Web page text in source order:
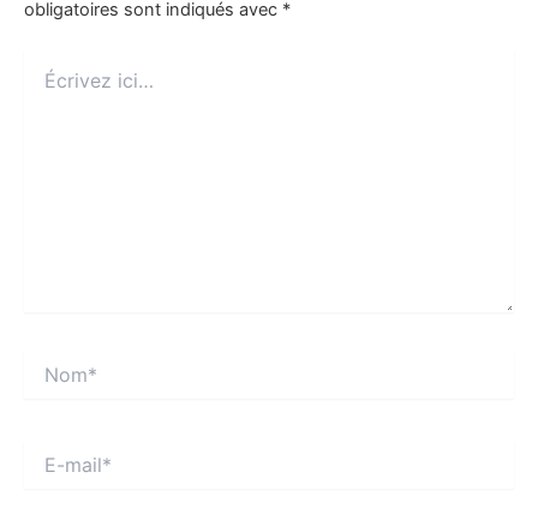
obligatoires sont indiqués avec *
ici…
mail*